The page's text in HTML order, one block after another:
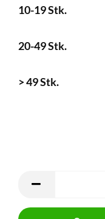
10-19 Stk.
20-49 Stk.
> 49 Stk.